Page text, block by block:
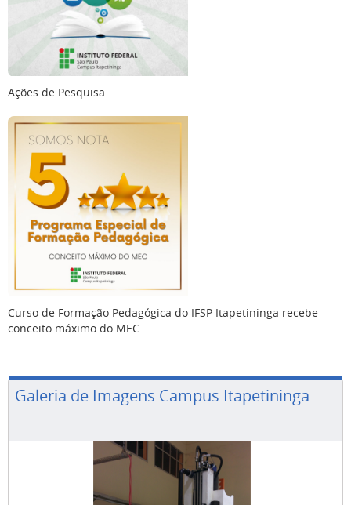
Ações de Pesquisa
Curso de Formação Pedagógica do IFSP Itapetininga recebe
conceito máximo do MEC
Galeria de Imagens Campus Itapetininga